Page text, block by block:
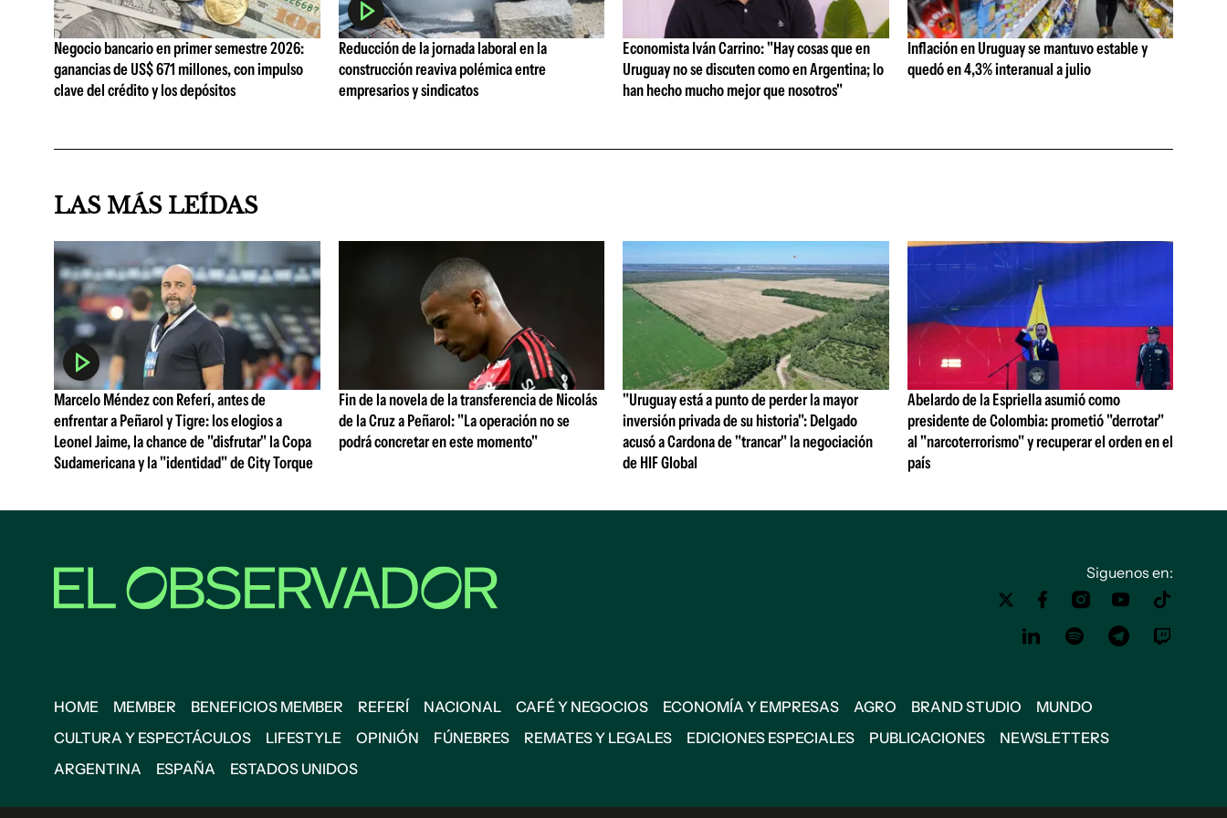
Negocio bancario en primer semestre 2026:
ganancias de US$ 671 millones, con impulso
clave del crédito y los depósitos
Reducción de la jornada laboral en la
construcción reaviva polémica entre
empresarios y sindicatos
Economista Iván Carrino: "Hay cosas que en
Uruguay no se discuten como en Argentina; lo
han hecho mucho mejor que nosotros"
Inflación en Uruguay se mantuvo estable y
quedó en 4,3% interanual a julio
LAS MÁS LEÍDAS
Marcelo Méndez con Referí, antes de
enfrentar a Peñarol y Tigre: los elogios a
Leonel Jaime, la chance de "disfrutar" la Copa
Sudamericana y la "identidad" de City Torque
Fin de la novela de la transferencia de Nicolás
de la Cruz a Peñarol: "La operación no se
podrá concretar en este momento"
"Uruguay está a punto de perder la mayor
inversión privada de su historia": Delgado
acusó a Cardona de "trancar" la negociación
de HIF Global
Abelardo de la Espriella asumió como
presidente de Colombia: prometió "derrotar"
al "narcoterrorismo" y recuperar el orden en el
país
Siguenos en:
HOME MEMBER BENEFICIOS MEMBER REFERÍ NACIONAL CAFÉ Y NEGOCIOS ECONOMÍA Y EMPRESAS AGRO BRAND STUDIO
MUNDO
CULTURA Y ESPECTÁCULOS
LIFESTYLE OPINIÓN FÚNEBRES REMATES Y LEGALES EDICIONES ESPECIALES PUBLICACIONES
NEWSLETTERS
ARGENTINA
ESPAÑA ESTADOS UNIDOS